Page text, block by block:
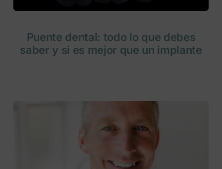
Puente dental: todo lo que debes
saber y si es mejor que un implante